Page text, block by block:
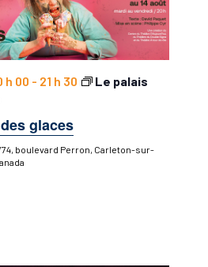
glaces
h 00 - 21 h 30
Le palais
boulevard Perron, Carleton-sur-